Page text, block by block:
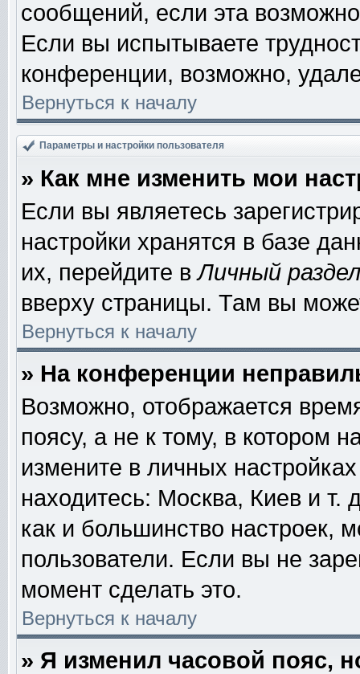
сообщений, если эта
Если вы испытываете
конференции, возможно,
Вернуться к началу
Параметры и настройки пользователя
» Как мне изменить мои
Если вы являетесь
настройки хранятся в базе
их, перейдите вЛичный раздел
вверху страницы. Там вы
Вернуться к началу
» На конференции
Возможно, отображается
поясу, а не к тому, в котором
измените в личных
находитесь: Москва, Киев и т.
как и большинство настроек,
пользователи. Если вы не
момент сделать это.
Вернуться к началу
» Я изменил часовой пояс,